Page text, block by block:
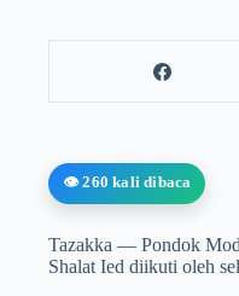
👁️ 260 kali dibaca
Tazakka — Pondok
Shalat Ied diikuti oleh